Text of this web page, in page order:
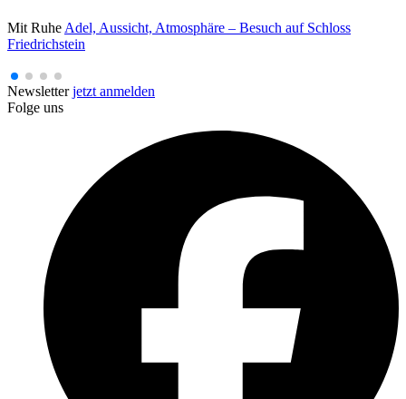
Mit RuheAdel, Aussicht, Atmosphäre – Besuch auf Schloss
Friedrichstein
Newsletterjetzt anmelden
Folge uns